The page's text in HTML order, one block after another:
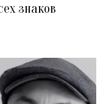
знаков